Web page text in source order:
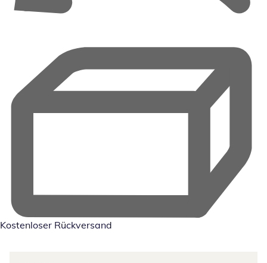
Kostenloser Rückversand